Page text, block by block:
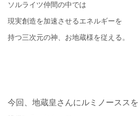
ソルライツ仲間の中では
現実創造を加速させるエネルギーを
持つ三次元の神、お地蔵様を従える。
今回、地蔵皇さんにルミノーススを